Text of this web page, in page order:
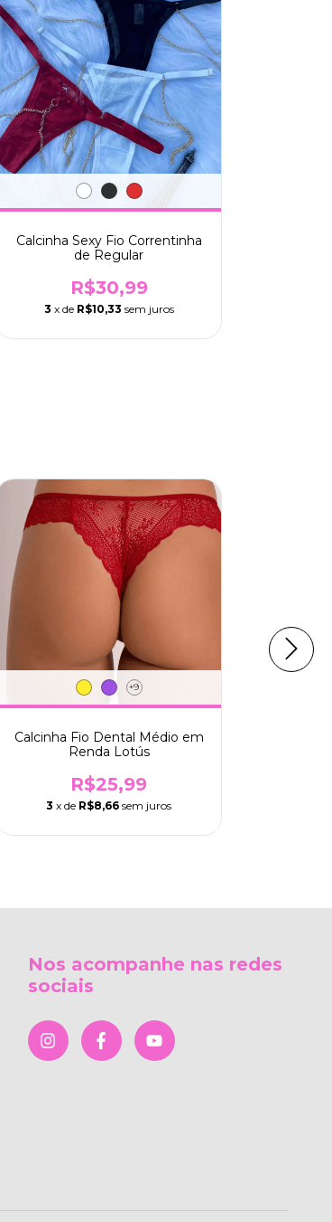
Calcinha Sexy Fio Correntinha
de Regular
R$30,99
3 x de R$10,33 sem juros
+9
Calcinha Fio Dental Médio em
Renda Lotús
R$25,99
3 x de R$8,66 sem juros
Nos acompanhe nas redes
sociais